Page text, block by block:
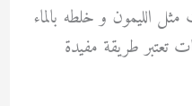
الليمون و خلطه بالماء
تعتبر طريقة مفيدة